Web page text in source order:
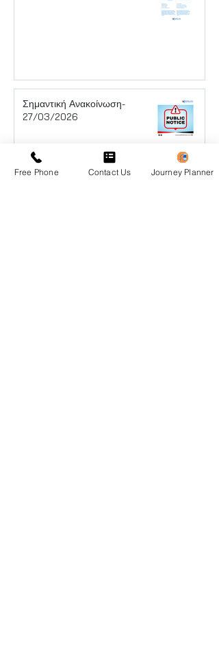
Σημαντική Ανακοίνωση-
27/03/2026
Free Phone Contact Us Journey Planner